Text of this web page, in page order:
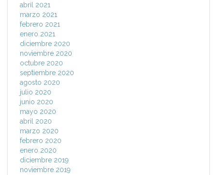
abril 2021
marzo 2021
febrero 2021
enero 2021
diciembre 2020
noviembre 2020
octubre 2020
septiembre 2020
agosto 2020
julio 2020
junio 2020
mayo 2020
abril 2020
marzo 2020
febrero 2020
enero 2020
diciembre 2019
noviembre 2019